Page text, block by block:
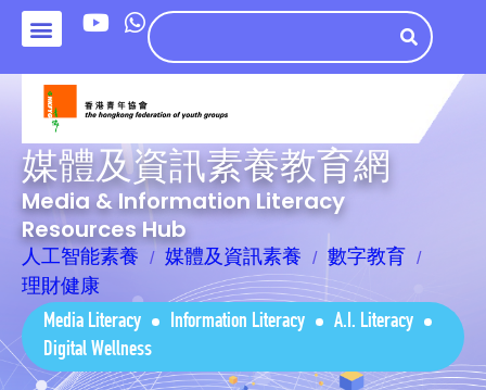
媒體及資訊素養教育網
Media & Information Literacy
Resources Hub
人工智能素養 媒體及資訊素養
數字教育
理財健康
Media Literacy Information Literacy
A.I. Literacy
Digital Wellness